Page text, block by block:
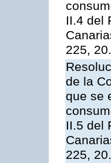
II.4 del
225,
de la
que se
II.5 del
225,